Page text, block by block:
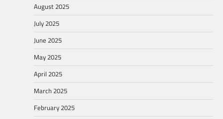
August 2025
July 2025
June 2025
May 2025
April 2025
March 2025
February 2025